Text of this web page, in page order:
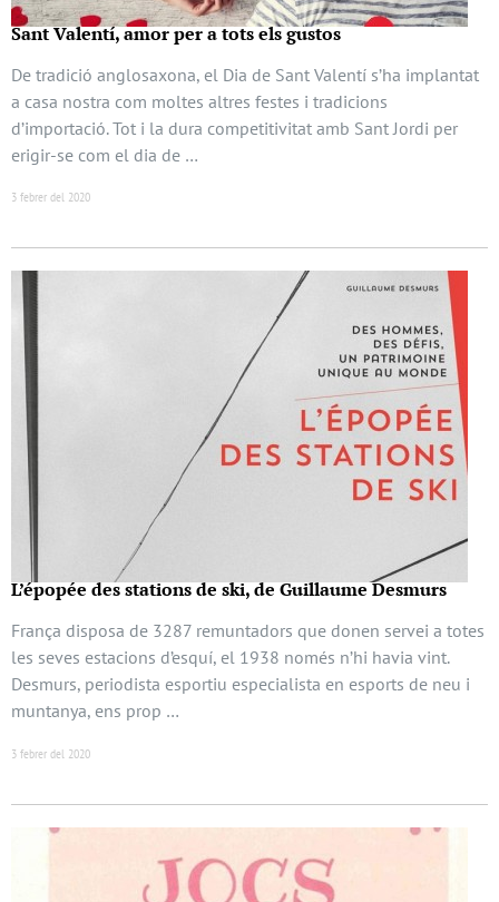
Sant Valentí, amor per a tots els gustos
De tradició anglosaxona, el Dia de Sant Valentí s’ha implantat
a casa nostra com moltes altres festes i tradicions
d’importació. Tot i la dura competitivitat amb Sant Jordi per
erigir-se com el dia de …
3 febrer del 2020
L’épopée des stations de ski, de Guillaume Desmurs
França disposa de 3287 remuntadors que donen servei a totes
les seves estacions d’esquí, el 1938 només n’hi havia vint.
Desmurs, periodista esportiu especialista en esports de neu i
muntanya, ens prop …
3 febrer del 2020